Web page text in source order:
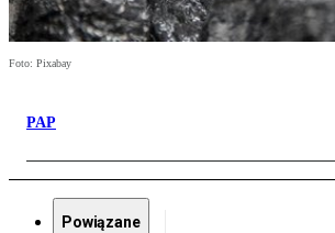
Foto: Pixabay
PAP
Powiązane